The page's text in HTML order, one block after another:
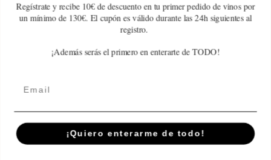
2016
2016
2016
2016
2016
2016
Sé el primero en escribir una reseña
Suscríbete A Nuestra Newsletter
Regístrate y recibe 10€ de descuento en tu primer pedido de vinos por
un mínimo de 130€. El cupón es válido durante las 24h siguientes al
registro.
¡Además serás el primero en enterarte de TODO!
¡Quiero enterarme de todo!